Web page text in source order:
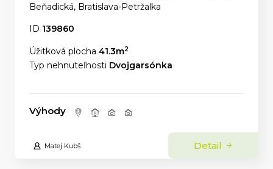
Beňadická, Bratislava-Petržalka
ID 139860
Úžitková plocha 41.3m2
Typ nehnuteľnosti Dvojgarsónka
Výhody
Matej Kubš Detail